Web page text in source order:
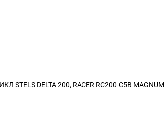
DELTA 200, RACER RC200-C5B MAGNUM